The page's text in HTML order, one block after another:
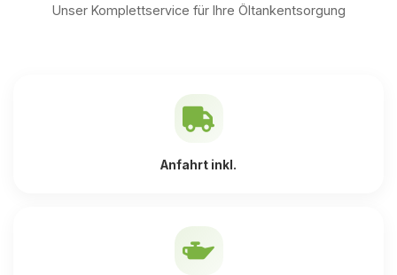
Unser Komplettservice für Ihre Öltankentsorgung
Anfahrt inkl.